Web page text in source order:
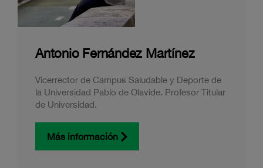
Antonio Fernández Martínez
Vicerrector de Campus Saludable y Deporte de
la Universidad Pablo de Olavide. Profesor Titular
de Universidad.
Más información